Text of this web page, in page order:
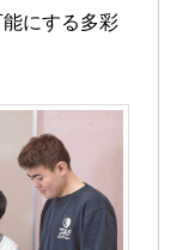
にする多彩